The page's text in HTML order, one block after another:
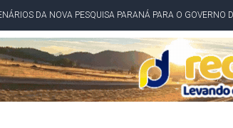
DA NOVA PESQUISA PARANÁ PARA O GOVERNO
de Câmara são furtados em convenção do PT na Bahia
CAMPANHA DE JERÔNIMO COM DISCURSO
PELO GOVERNO DA BAHIA COM VANTAGEM PARA ACM